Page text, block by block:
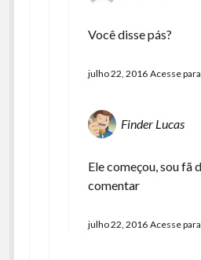
Você disse pás?
julho 22, 2016 Acesse
Finder Lucas
Ele começou, sou fã
comentar
julho 22, 2016 Acesse